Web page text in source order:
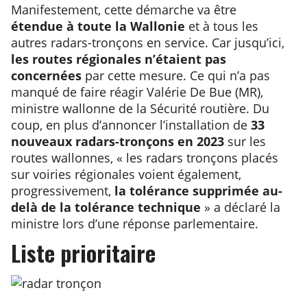
Manifestement, cette démarche va être
étendue à toute la Wallonie et à tous les
autres radars-tronçons en service. Car jusqu’ici,
les routes régionales n’étaient pas
concernées par cette mesure. Ce qui n’a pas
manqué de faire réagir Valérie De Bue (MR),
ministre wallonne de la Sécurité routière. Du
coup, en plus d’annoncer l’installation de 33
nouveaux radars-tronçons en 2023 sur les
routes wallonnes, « les radars tronçons placés
sur voiries régionales voient également,
progressivement, la tolérance supprimée au-
delà de la tolérance technique » a déclaré la
ministre lors d’une réponse parlementaire.
Liste prioritaire